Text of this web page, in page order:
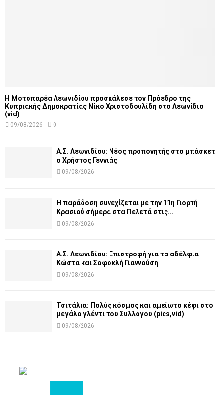
Η Μοτοπαρέα Λεωνιδίου προσκάλεσε τον Πρόεδρο της
Κυπριακής Δημοκρατίας Νίκο Χριστοδουλίδη στο Λεωνίδιο
(vid)
09/08/2026 0
Α.Σ. Λεωνιδίου: Νέος προπονητής στο μπάσκετ
ο Χρήστος Γεννιάς
09/08/2026
Η παράδοση συνεχίζεται με την 11η Γιορτή
Κρασιού σήμερα στα Πελετά στις...
09/08/2026
Α.Σ. Λεωνιδίου: Επιστροφή για τα αδέλφια
Κώστα και Σοφοκλή Γιαννούση
09/08/2026
Τσιτάλια: Πολύς κόσμος και αμείωτο κέφι στο
μεγάλο γλέντι του Συλλόγου (pics,vid)
09/08/2026